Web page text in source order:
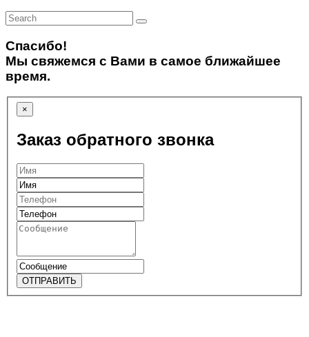
Спасибо!
Мы свяжемся с Вами в самое ближайшее
время.
×
Заказ обратного звонка
ОТПРАВИТЬ